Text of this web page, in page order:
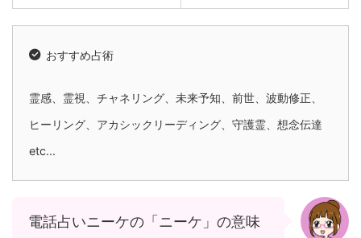
おすすめ占術
霊感、霊視、チャネリング、未来予知、前世、波動修正、
ヒーリング、アカシックリーディング、守護霊、想念伝達
etc...
電話占いニーケの「ニーケ」の意味